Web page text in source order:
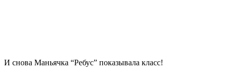
И снова Маньячка “Ребус” показывала класс!